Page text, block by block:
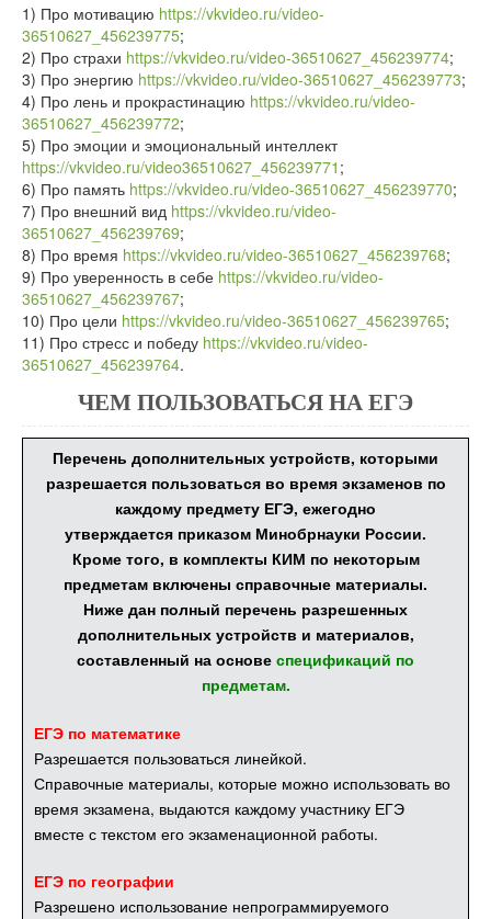
1) Про мотивацию https://vkvideo.ru/video-
36510627_456239775;
2) Про страхи https://vkvideo.ru/video-36510627_456239774;
3) Про энергию https://vkvideo.ru/video-36510627_456239773;
4) Про лень и прокрастинацию https://vkvideo.ru/video-
36510627_456239772;
5) Про эмоции и эмоциональный интеллект
https://vkvideo.ru/video36510627_456239771 ;
6) Про память https://vkvideo.ru/video-36510627_456239770;
7) Про внешний вид https://vkvideo.ru/video-
36510627_456239769;
8) Про время https://vkvideo.ru/video-36510627_456239768;
9) Про уверенность в себе https://vkvideo.ru/video-
36510627_456239767;
10) Про цели https://vkvideo.ru/video-36510627_456239765;
11) Про стресс и победу https://vkvideo.ru/video-
36510627_456239764.
ЧЕМ ПОЛЬЗОВАТЬСЯ НА ЕГЭ
Перечень дополнительных устройств, которыми
разрешается пользоваться во время экзаменов по
каждому предмету ЕГЭ, ежегодно
утверждается приказом Минобрнауки России.
Кроме того, в комплекты КИМ по некоторым
предметам включены справочные материалы.
Ниже дан полный перечень разрешенных
дополнительных устройств и материалов,
составленный на основе спецификаций по
предметам.
ЕГЭ по математике
Разрешается пользоваться линейкой.
Справочные материалы, которые можно использовать во
время экзамена, выдаются каждому участнику ЕГЭ
вместе с текстом его экзаменационной работы.
ЕГЭ по географии
Разрешено использование непрограммируемого